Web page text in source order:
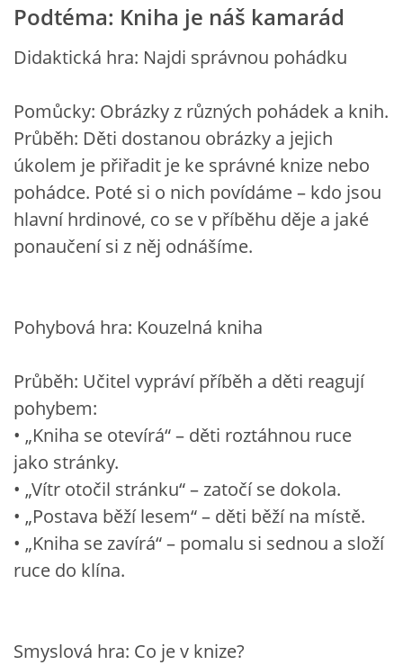
Podtéma: Kniha je náš kamarád
Didaktická hra: Najdi správnou pohádku
Pomůcky: Obrázky z různých pohádek a knih.
Průběh: Děti dostanou obrázky a jejich
úkolem je přiřadit je ke správné knize nebo
pohádce. Poté si o nich povídáme – kdo jsou
hlavní hrdinové, co se v příběhu děje a jaké
ponaučení si z něj odnášíme.
Pohybová hra: Kouzelná kniha
Průběh: Učitel vypráví příběh a děti reagují
pohybem:
• „Kniha se otevírá“ – děti roztáhnou ruce
jako stránky.
• „Vítr otočil stránku“ – zatočí se dokola.
• „Postava běží lesem“ – děti běží na místě.
• „Kniha se zavírá“ – pomalu si sednou a složí
ruce do klína.
Smyslová hra: Co je v knize?